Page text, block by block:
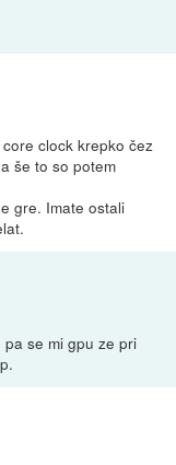
clock krepko čez
še to so potem
gre. Imate ostali
se mi gpu ze pri